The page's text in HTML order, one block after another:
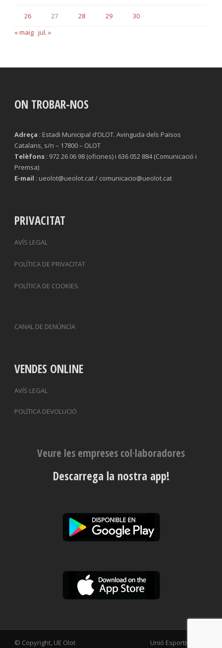
26 27 28 29
30
« maig jul. »
ON TROBAR-NOS
Adreça : Estadi Municipal d’OLOT. Avinguda dels Països
Catalans, s/n – 17800 – OLOT
Telèfons : 972 26 06 98 (oficines) i 636 052 884 (Comunicació i
Premsa)
E-mail : ueolot@ueolot.cat / comunicacio@ueolot.cat
PRIVACITAT
AVÍS LEGAL
POLÍTICA DE PRIVACITAT
POLÍTICA DE COOKIES
CANAL DE DENÚNCIA
VENDES ONLINE
AVÍS LEGAL
POLÍTICA DEVOLUCIÓ
Veure les empreses col·laboradores
Descarrega la nostra app!
© Copyright, UE Olot Unió Esportiva Olot